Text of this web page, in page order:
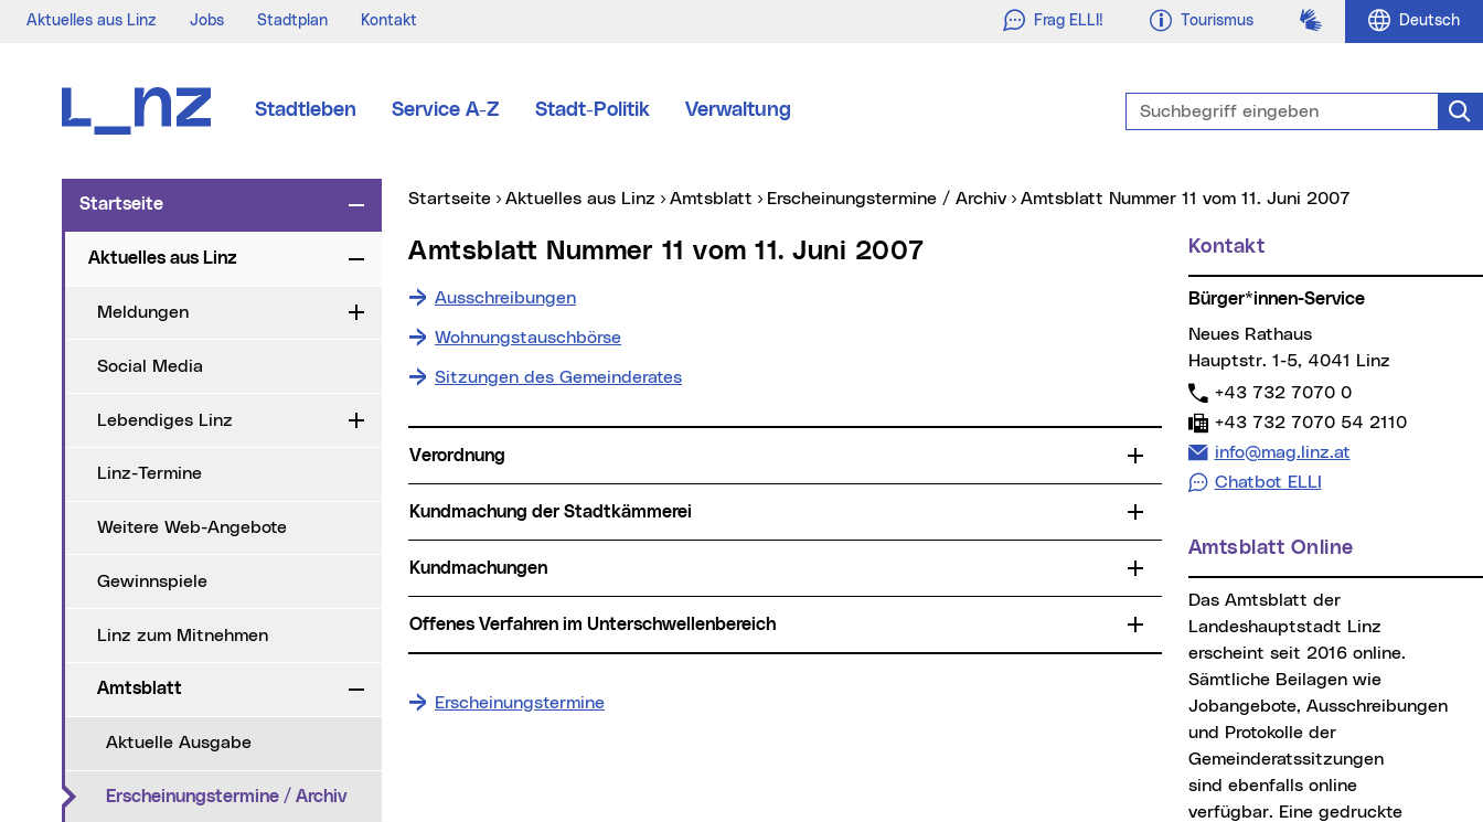
Aktuelles aus Linz Jobs Stadtplan Kontakt Frag ELLI! Tourismus Gebärdensprache
Deutsch
Stadtleben Service A-Z Stadt-Politik Verwaltung Suchbegriff eingeben
Startseite Zuklappen
Aktuelles aus Linz Zuklappen
Meldungen Aufklappen
Social Media
Lebendiges Linz Aufklappen
Linz-Termine
Weitere Web-Angebote
Gewinnspiele
Linz zum Mitnehmen
Amtsblatt Zuklappen
Aktuelle Ausgabe
Erscheinungstermine / Archiv(aktueller Menüpunkt)
Sie sind hier:
Startseite Aktuelles aus Linz Amtsblatt Erscheinungstermine / Archiv Amtsblatt Nummer 11 vom 11. Juni 2007
Amtsblatt Nummer 11 vom 11. Juni 2007
Ausschreibungen
Wohnungstauschbörse
Sitzungen des Gemeinderates
Verordnung
Kundmachung der Stadtkämmerei
Kundmachungen
Offenes Verfahren im Unterschwellenbereich
Erscheinungstermine
Weitere Informationen
Kontakt
Bürger*innen-Service
Neues Rathaus
Hauptstr. 1-5, 4041 Linz
Telefon:
+43 732 7070 0
Fax:
+43 732 7070 54 2110
E-Mail Adresse:
info@mag.linz.at
Chatbot ELLI
Amtsblatt Online
Das Amtsblatt der
Landeshauptstadt Linz
erscheint seit 2016 online.
Sämtliche Beilagen wie
Jobangebote, Ausschreibungen
und Protokolle der
Gemeinderatssitzungen
sind ebenfalls online
verfügbar. Eine gedruckte